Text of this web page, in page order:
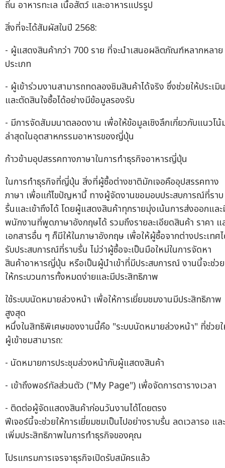
ถิ่น อาหารทะเล เนื้อสัตว์ และอาหารแปรรูป
สิ่งที่จะได้สัมผัสในปี 2568:
- ผู้แสดงสินค้ากว่า 700 ราย ที่จะนำเสนอผลิตภัณฑ์หลากหลาย
ประเภท
- ผู้เข้าร่วมงานสามารถทดลองชิมสินค้าได้จริง ซึ่งช่วยให้ประเมิน
และตัดสินใจซื้อได้อย่างมีข้อมูลรองรับ
- มีการจัดสัมมนาตลอดงาน เพื่อให้ข้อมูลเชิงลึกเกี่ยวกับแนวโน้
ล่าสุดในอุตสาหกรรมอาหารของญี่ปุ่น
ก้าวข้ามอุปสรรคทางภาษาในการทำธุรกิจอาหารญี่ปุ่น
ในการทำธุรกิจที่ญี่ปุ่น สิ่งที่ผู้ซื้อต่างชาติมักเจอคืออุปสรรคทาง
ภาษา เพื่อแก้ไขปัญหานี้ ทางผู้จัดงานขอมอบประสบการณ์ที่ราบ
รื่นและเข้าถึงได้ โดยผู้แสดงสินค้าทุกรายมุ่งเน้นการส่งออกแล
พนักงานที่พูดภาษาอังกฤษได้ รวมถึงรายละเอียดสินค้า ราคา แ
เอกสารอื่น ๆ ก็มีให้ในภาษาอังกฤษ เพื่อให้ผู้ซื้อจากต่างประเทศ
รับประสบการณ์ที่ราบรื่น ไม่ว่าผู้ซื้อจะเป็นมือใหม่ในการจัดหา
สินค้าอาหารญี่ปุ่น หรือเป็นผู้นำเข้าที่มีประสบการณ์ งานนี้จะช่วย
ให้กระบวนการทั้งหมดง่ายและมีประสิทธิภาพ
ใช้ระบบนัดหมายล่วงหน้า เพื่อให้การเยี่ยมชมงานมีประสิทธิภาพ
สูงสุด
หนึ่งในสิทธิพิเศษของงานนี้คือ "ระบบนัดหมายล่วงหน้า" ที่ช่วย
ผู้เข้าชมสามารถ:
- นัดหมายการประชุมล่วงหน้ากับผู้แสดงสินค้า
- เข้าถึงพอร์ทัลส่วนตัว ("My Page") เพื่อจัดการตารางเวลา
- ติดต่อผู้จัดแสดงสินค้าก่อนวันงานได้โดยตรง
ฟีเจอร์นี้จะช่วยให้การเยี่ยมชมเป็นไปอย่างราบรื่น ลดเวลารอ และ
เพิ่มประสิทธิภาพในการทำธุรกิจของคุณ
โปรแกรมการเจรจาธุรกิจเปิดรับสมัครแล้ว